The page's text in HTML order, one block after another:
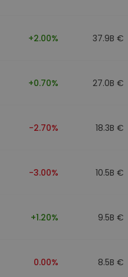
+2.00% 37.9B €
+0.70% 27.0B €
-2.70% 18.3B €
-3.00% 10.5B €
+1.20% 9.5B €
0.00% 8.5B €